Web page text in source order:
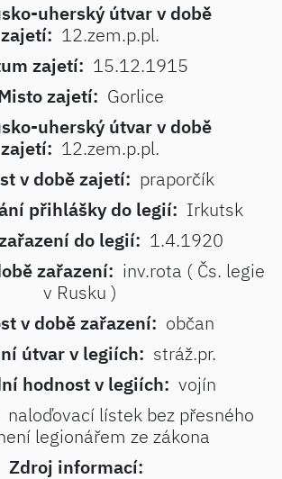
uherský útvar v době
zajetí: 12.zem.p.pl.
zajetí: 15.12.1915
zajetí: Gorlice
uherský útvar v době
zajetí: 12.zem.p.pl.
v době zajetí: praporčík
přihlášky do legií: Irkutsk
do legií: 1.4.1920
zařazení: inv.rota ( Čs. legie
v Rusku )
v době zařazení: občan
útvar v legiích: stráž.pr.
hodnost v legiích: vojín
naloďovací lístek bez přesného
legionářem ze zákona
Zdroj informací: